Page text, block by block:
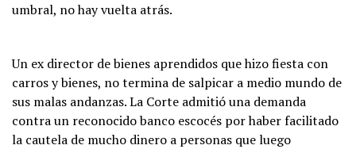
umbral, no hay vuelta atrás.
Un ex director de bienes aprendidos que hizo fiesta con
carros y bienes, no termina de salpicar a medio mundo de
sus malas andanzas. La Corte admitió una demanda
contra un reconocido banco escocés por haber facilitado
la cautela de mucho dinero a personas que luego